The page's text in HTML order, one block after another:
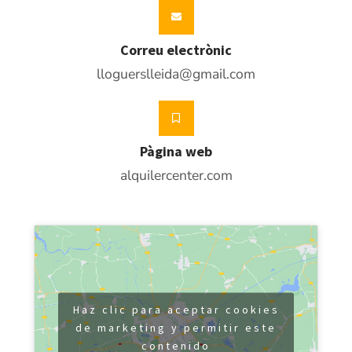
Correu electrònic
lloguerslleida@gmail.com
Pàgina web
alquilercenter.com
Haz clic para aceptar cookies
de marketing y permitir este
contenido